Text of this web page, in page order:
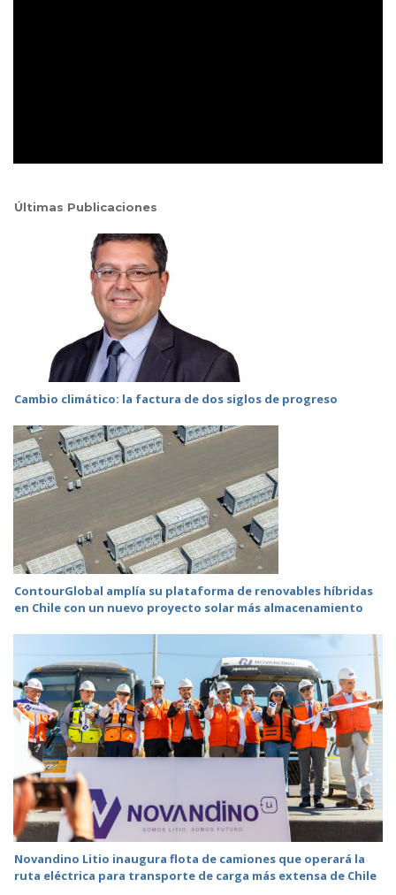
Últimas Publicaciones
Cambio climático: la factura de dos siglos de progreso
ContourGlobal amplía su plataforma de renovables híbridas
en Chile con un nuevo proyecto solar más almacenamiento
Novandino Litio inaugura flota de camiones que operará la
ruta eléctrica para transporte de carga más extensa de Chile